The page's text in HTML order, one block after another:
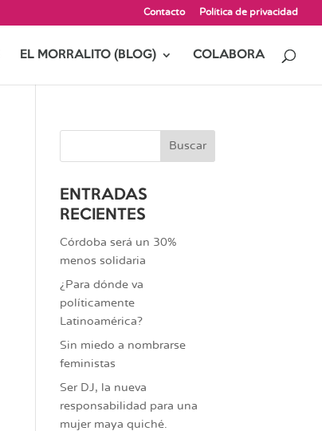
Contacto Política de privacidad
EL MORRALITO (BLOG) COLABORA
ENTRADAS
RECIENTES
Córdoba será un 30%
menos solidaria
¿Para dónde va
políticamente
Latinoamérica?
Sin miedo a nombrarse
feministas
Ser DJ, la nueva
responsabilidad para una
mujer maya quiché.